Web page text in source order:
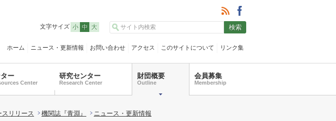
文字サイズ 小 中 大
ホーム ニュース・更新情報 お問い合わせ アクセス このサイトについて リンク集
ー
Center
研究センター
Research Center
財団概要
Outline
会員募集
Membership
スリリース 機関誌『青淵』 ニュース・更新情報